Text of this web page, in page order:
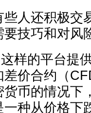
人还积极交
技巧和对风
样的平台提
差价合约（
币的情况下
种从价格下